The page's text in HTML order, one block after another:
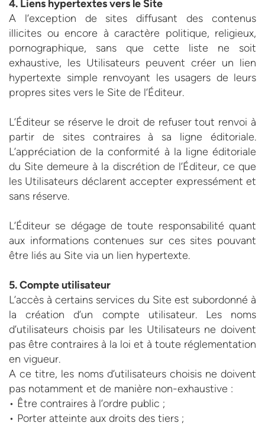
4. Liens hypertextes vers le Site
A l’exception de sites diffusant des contenus
illicites ou encore à caractère politique, religieux,
pornographique, sans que cette liste ne soit
exhaustive, les Utilisateurs peuvent créer un lien
hypertexte simple renvoyant les usagers de leurs
propres sites vers le Site de l’Éditeur.
L’Éditeur se réserve le droit de refuser tout renvoi à
partir de sites contraires à sa ligne éditoriale.
L’appréciation de la conformité à la ligne éditoriale
du Site demeure à la discrétion de l’Éditeur, ce que
les Utilisateurs déclarent accepter expressément et
sans réserve.
L’Éditeur se dégage de toute responsabilité quant
aux informations contenues sur ces sites pouvant
être liés au Site via un lien hypertexte.
5. Compte utilisateur
L’accès à certains services du Site est subordonné à
la création d’un compte utilisateur. Les noms
d’utilisateurs choisis par les Utilisateurs ne doivent
pas être contraires à la loi et à toute réglementation
en vigueur.
A ce titre, les noms d’utilisateurs choisis ne doivent
pas notamment et de manière non-exhaustive :
• Être contraires à l’ordre public ;
• Porter atteinte aux droits des tiers ;